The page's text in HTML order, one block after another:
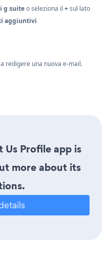
g suiteo seleziona il +sul lato
aggiuntivi
redigere una nuova e-mail.
Profile app is
more about its